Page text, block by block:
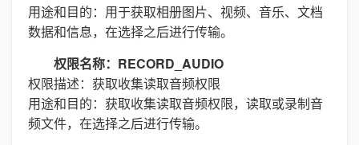
用途和目的：用于获取相册图片、视频、音乐、文档
数据和信息，在选择之后进行传输。
权限名称：RECORD_AUDIO
权限描述：获取收集读取音频权限
用途和目的：获取收集读取音频权限，读取或录制音
频文件，在选择之后进行传输。